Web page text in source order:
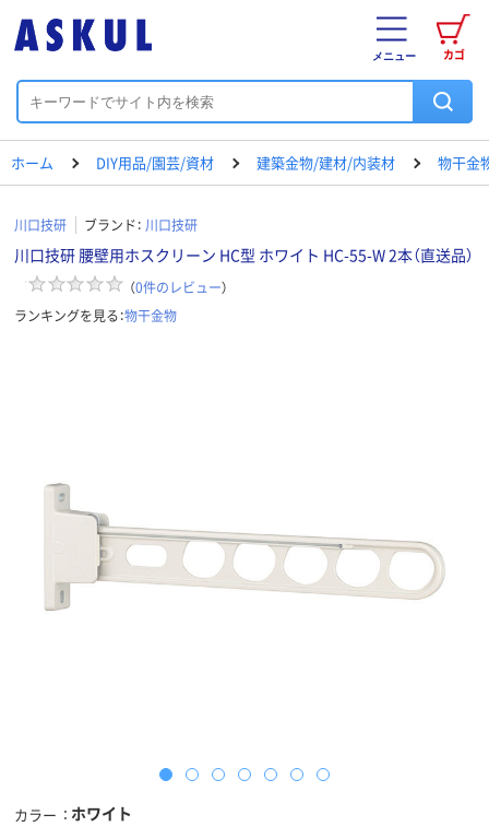
カゴ
メニュー
ホーム DIY用品/園芸/資材 建築金物/建材/内装材 物干金
川口技研 ブランド： 川口技研
川口技研 腰壁用ホスクリーン HC型 ホワイト HC-55-W 2本（直送品）
（0件のレビュー）
ランキングを見る：物干金物
カラー ホワイト